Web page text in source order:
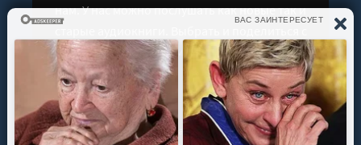
нам. У нас можно послушать как новые так и
друзьями лучшими аудиокнигами!
© 2021 - 2026 kniga-audio.net. Все права